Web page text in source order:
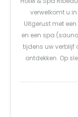
verwelkomt u
Uitgerust met
en een spa
tijdens uw verblijf
ontdekken. Op
minuten van
alle dorpen in het